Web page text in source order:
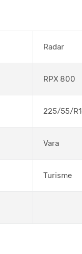
Radar
RPX 800
225/55/
Vara
Turisme